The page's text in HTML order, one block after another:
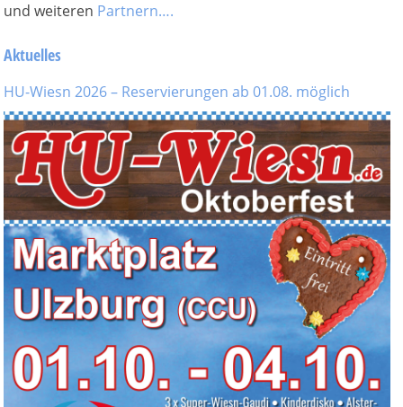
und weiteren Partnern….
Aktuelles
HU-Wiesn 2026 – Reservierungen ab 01.08. möglich